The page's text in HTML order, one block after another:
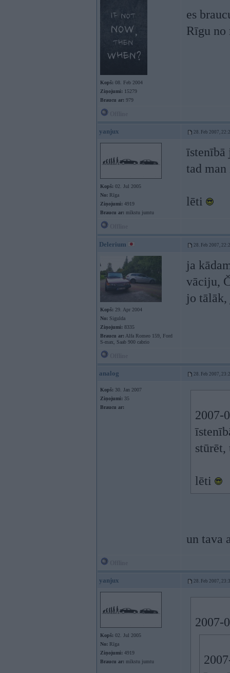
Kopš: 08. Feb 2004
Ziņojumi: 15279
Braucu ar: 979
es
Rīgu no
yanjux 28. Feb 2007,
Kopš: 02. Jul 2005
No: Rīga
Ziņojumi: 4919
Braucu ar: mīkstu jumtu
īstenībā
tad
lēti
Delerium 28. Feb 2007,
Kopš: 29. Apr 2004
No: Sigulda
Ziņojumi: 8335
Braucu ar: Alfa Romeo 159, Ford
S-max, Saab 900 cabrio
ja
vāciju,
jo
analog 28. Feb 2007,
Kopš: 30. Jan 2007
Ziņojumi: 35
Braucu ar:
2007-
stūrēt,
lēti
un tava
yanjux 28. Feb 2007,
Kopš: 02. Jul 2005
No: Rīga
Ziņojumi: 4919
Braucu ar: mīkstu jumtu
2007-